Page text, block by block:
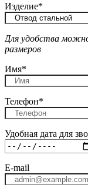
Изделие*
Для удобства
размеров
Имя*
Телефон*
Удобная дата для
E-mail